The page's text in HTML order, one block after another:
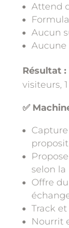
Attend
Aucun
Aucune
Résultat :
visiteurs,
✅
selon
Offre
Track
Nourrit